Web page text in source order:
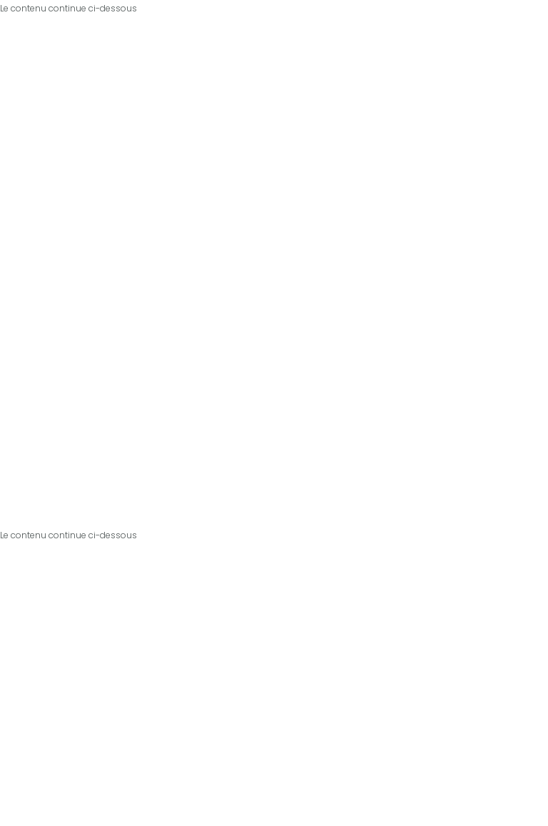
Le contenu continue ci-dessous
Le contenu continue ci-dessous